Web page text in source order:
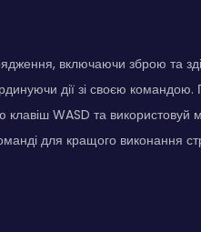
включаючи зброю та
дії зі своєю
WASD та використовуй
для кращого виконання